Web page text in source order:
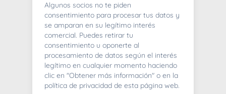
404
Whoops! Lo sentimos mucho.
Algunos socios no te piden
consentimiento para procesar tus datos y
se amparan en su legítimo interés
comercial. Puedes retirar tu
consentimiento u oponerte al
procesamiento de datos según el interés
legítimo en cualquier momento haciendo
clic en "Obtener más información" o en la
política de privacidad de esta página web.